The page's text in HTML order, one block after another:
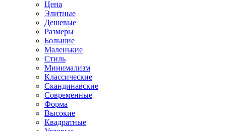
Цена
Элитные
Дешевые
Размеры
Большие
Маленькие
Стиль
Минимализм
Классические
Скандинавские
Современные
Форма
Высокие
Квадратные